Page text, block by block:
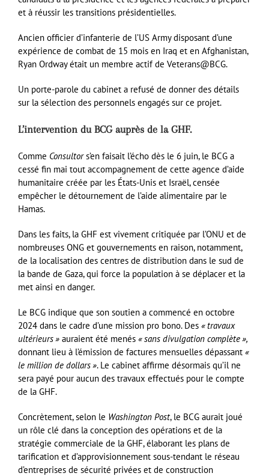
et à réussir les transitions présidentielles.
Ancien officier d’infanterie de l’US Army disposant d’une
expérience de combat de 15 mois en Iraq et en Afghanistan,
Ryan Ordway était un membre actif de Veterans@BCG.
Un porte-parole du cabinet a refusé de donner des détails
sur la sélection des personnels engagés sur ce projet.
L’intervention du BCG auprès de la GHF.
Comme Consultor s’en faisait l’écho dès le 6 juin, le BCG a
cessé fin mai tout accompagnement de cette agence d’aide
humanitaire créée par les États-Unis et Israël, censée
empêcher le détournement de l’aide alimentaire par le
Hamas.
Dans les faits, la GHF est vivement critiquée par l’ONU et de
nombreuses ONG et gouvernements en raison, notamment,
de la localisation des centres de distribution dans le sud de
la bande de Gaza, qui force la population à se déplacer et la
met ainsi en danger.
Le BCG indique que son soutien a commencé en octobre
2024 dans le cadre d’une mission pro bono. Des « travaux
ultérieurs» auraient été menés «sans divulgation complète»,
donnant lieu à l’émission de factures mensuelles dépassant «
le million de dollars». Le cabinet affirme désormais qu’il ne
sera payé pour aucun des travaux effectués pour le compte
de la GHF.
Concrètement, selon le Washington Post, le BCG aurait joué
un rôle clé dans la conception des opérations et de la
stratégie commerciale de la GHF, élaborant les plans de
tarification et d’approvisionnement sous-tendant le réseau
d’entreprises de sécurité privées et de construction